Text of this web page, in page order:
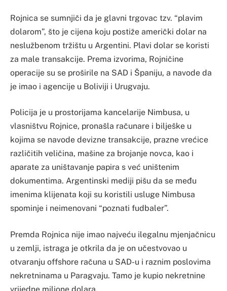
Rojnica se sumnjiči da je glavni trgovac tzv. “plavim
dolarom”, što je cijena koju postiže američki dolar na
neslužbenom tržištu u Argentini. Plavi dolar se koristi
za male transakcije. Prema izvorima, Rojničine
operacije su se proširile na SAD i Španiju, a navode da
je imao i agencije u Boliviji i Urugvaju.
Policija je u prostorijama kancelarije Nimbusa, u
vlasništvu Rojnice, pronašla računare i bilješke u
kojima se navode devizne transakcije, prazne vrećice
različitih veličina, mašine za brojanje novca, kao i
aparate za uništavanje papira s već uništenim
dokumentima. Argentinski mediji pišu da se među
imenima klijenata koji su koristili usluge Nimbusa
spominje i neimenovani “poznati fudbaler”.
Premda Rojnica nije imao najveću ilegalnu mjenjačnicu
u zemlji, istraga je otkrila da je on učestvovao u
otvaranju offshore računa u SAD-u i raznim poslovima
nekretninama u Paragvaju. Tamo je kupio nekretnine